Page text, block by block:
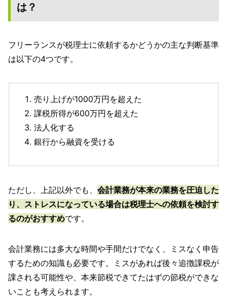
は？
フリーランスが税理士に依頼するかどうかの主な判断基準
は以下の4つです。
売り上げが1000万円を超えた
課税所得が600万円を超えた
法人化する
銀行から融資を受ける
ただし、上記以外でも、 会計業務が本来の業務を圧迫した
り、ストレスになっている場合は税理士への依頼を検討す
るのがおすすめです。
会計業務には多大な時間や手間だけでなく、ミスなく申告
するための知識も必要です。ミスがあれば後々追徴課税が
課される可能性や、本来節税できてたはずの節税ができな
いことも考えられます。